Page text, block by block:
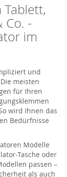
Co. -
im
und
meisten
für Ihren
wird Ihnen das
Bedürfnisse
Modelle
Tasche oder
passen –
als auch